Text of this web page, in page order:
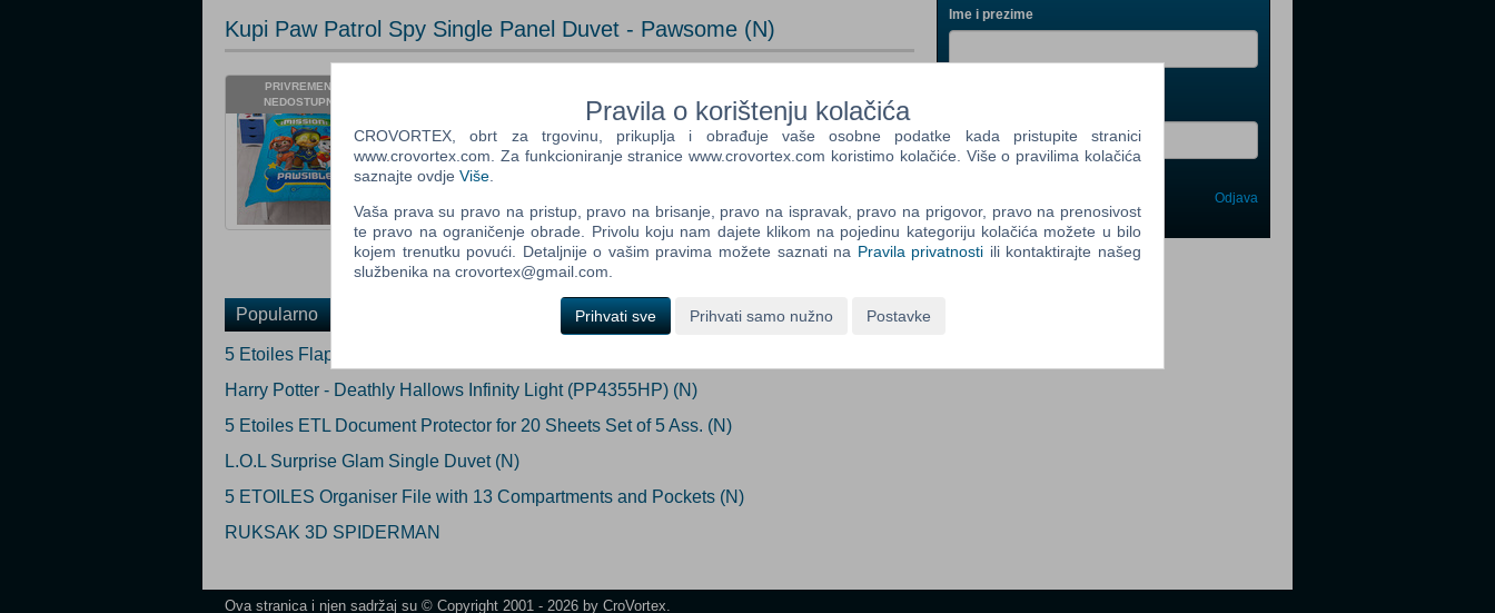
Kupi Paw Patrol Spy Single Panel Duvet - Pawsome (N)
PRIVREMENO
NEDOSTUPNO
Status: Privremeno nedostupno(Po narudžbi)
Ocijeni
Email: Prijavi me
Popularno
5 Etoiles Flap Elasticated Document Folders Purple Card (5 pck)N
Harry Potter - Deathly Hallows Infinity Light (PP4355HP) (N)
5 Etoiles ETL Document Protector for 20 Sheets Set of 5 Ass. (N)
L.O.L Surprise Glam Single Duvet (N)
5 ETOILES Organiser File with 13 Compartments and Pockets (N)
RUKSAK 3D SPIDERMAN
Ime i prezime
Field
One
Newsletter
Field
Prijavi me Odjava
Ova stranica i njen sadržaj su © Copyright 2001 - 2026 by CroVortex.
Pravila o korištenju kolačića
CROVORTEX, obrt za trgovinu, prikuplja i obrađuje vaše osobne podatke kada pristupite stranici
www.crovortex.com. Za funkcioniranje stranice www.crovortex.com koristimo kolačiće. Više o pravilima kolačića
saznajte ovdje Više
Vaša prava su pravo na pristup, pravo na brisanje, pravo na ispravak, pravo na prigovor, pravo na prenosivost
te pravo na ograničenje obrade. Privolu koju nam dajete klikom na pojedinu kategoriju kolačića možete u bilo
kojem trenutku povući. Detaljnije o vašim pravima možete saznati na Pravila privatnosti ili kontaktirajte našeg
službenika na crovortex@gmail.com.
Prihvati sve Prihvati samo nužno Postavke